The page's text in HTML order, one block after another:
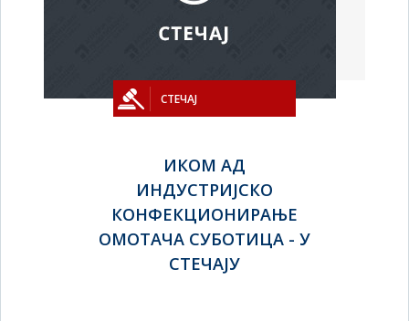
СТЕЧАЈ
ИКОМ АД
ИНДУСТРИЈСКО
КОНФЕКЦИОНИРАЊЕ
ОМОТАЧА СУБОТИЦА - У
СТЕЧАЈУ